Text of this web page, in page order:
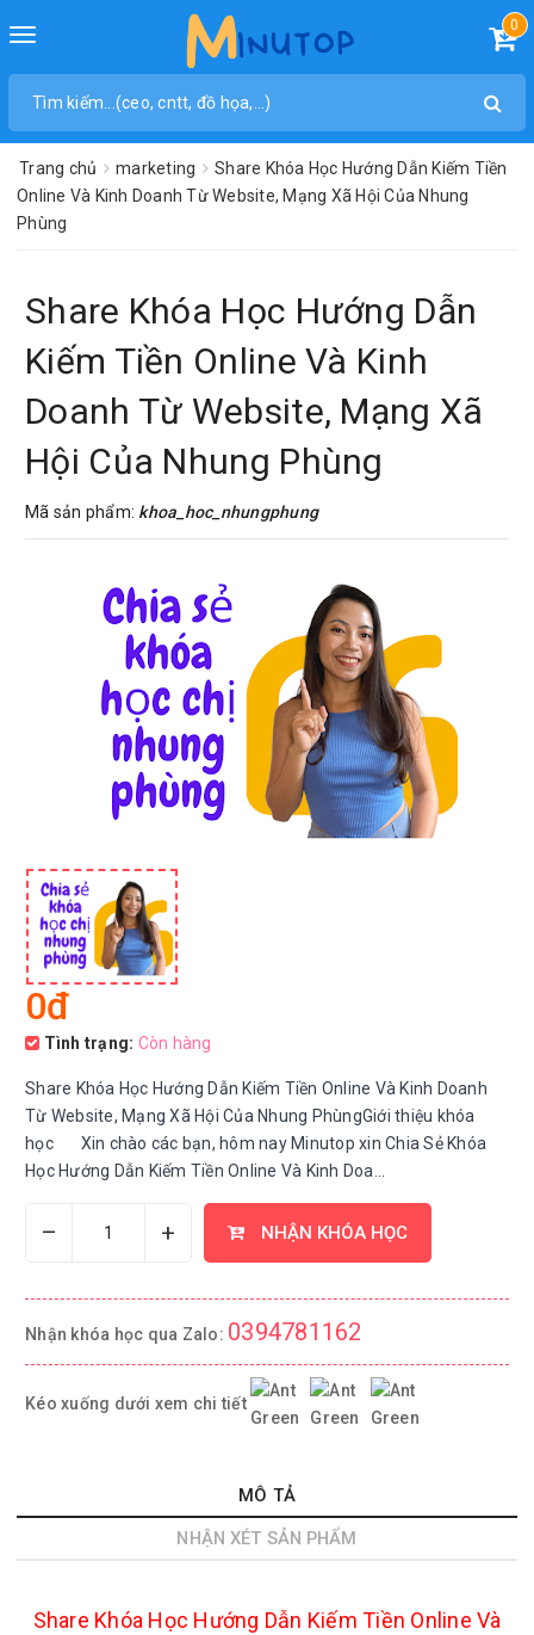
Toggle
0
Trang chủ marketing
Share Khóa Học Hướng Dẫn Kiếm Tiền
Online Và Kinh Doanh Từ Website, Mạng Xã Hội Của Nhung
Phùng
Share Khóa Học Hướng Dẫn
Kiếm Tiền Online Và Kinh
Doanh Từ Website, Mạng Xã
Hội Của Nhung Phùng
Mã sản phẩm: khoa_hoc_nhungphung
0đ
Tình trạng: Còn hàng
Share Khóa Học Hướng Dẫn Kiếm Tiền Online Và Kinh Doanh
Từ Website, Mạng Xã Hội Của Nhung PhùngGiới thiệu khóa
học Xin chào các bạn, hôm nay Minutop xin Chia Sẻ Khóa
Học Hướng Dẫn Kiếm Tiền Online Và Kinh Doa...
– + NHẬN KHÓA HỌC
Nhận khóa học qua Zalo: 0394781162
Kéo xuống dưới xem chi tiết
MÔ TẢ
NHẬN XÉT SẢN PHẨM
Share Khóa Học Hướng Dẫn Kiếm Tiền Online Và